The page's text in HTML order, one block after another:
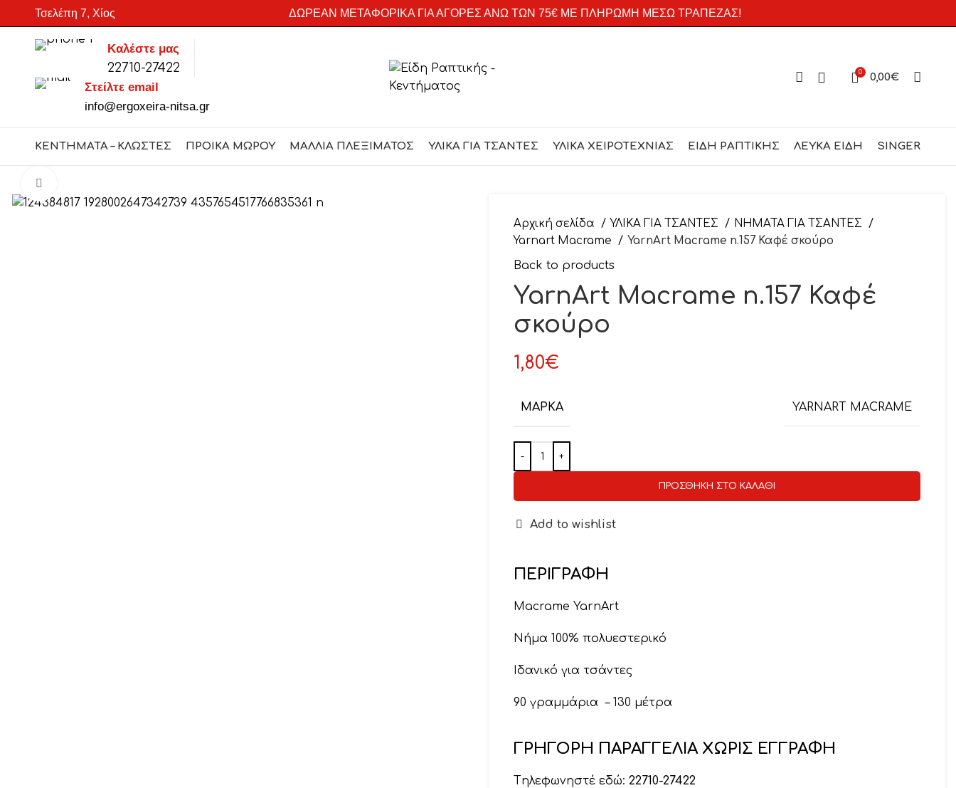
Τσελέπη 7, Χίος ΔΩΡΕΑΝ ΜΕΤΑΦΟΡΙΚΑ ΓΙΑ ΑΓΟΡΕΣ ΑΝΩ ΤΩΝ 75€ ΜΕ ΠΛΗΡΩΜΗ ΜΕΣΩ ΤΡΑΠΕΖΑΣ!
Καλέστε μας
22710-27422
Στείλτε email
info@ergoxeira-nitsa.gr
0 0,00€
ΚΕΝΤΗΜΑΤΑ – ΚΛΩΣΤΕΣ ΠΡΟΙΚΑ ΜΩΡΟΥ ΜΑΛΛΙΑ ΠΛΕΞΙΜΑΤΟΣ ΥΛΙΚΑ ΓΙΑ ΤΣΑΝΤΕΣ ΥΛΙΚΑ ΧΕΙΡΟΤΕΧΝΙΑΣ ΕΙΔΗ ΡΑΠΤΙΚΗΣ ΛΕΥΚΑ ΕΙΔΗ SINGER
Αρχική σελίδα ΥΛΙΚΑ ΓΙΑ ΤΣΑΝΤΕΣ
ΝΗΜΑΤΑ ΓΙΑ ΤΣΑΝΤΕΣ
Yarnart Macrame
YarnArt Macrame n.157 Καφέ σκούρο
Back to products
YarnArt Macrame n.157 Καφέ
σκούρο
1,80€
ΜΆΡΚΑ YARNART MACRAME
ΠΡΟΣΘΉΚΗ ΣΤΟ ΚΑΛΆΘΙ
Add to wishlist
ΠΕΡΙΓΡΑΦΉ
Macrame YarnArt
Νήμα 100% πολυεστερικό
Ιδανικό για τσάντες
90 γραμμάρια – 130 μέτρα
ΓΡΗΓΟΡΗ ΠΑΡΑΓΓΕΛΙΑ ΧΩΡΙΣ ΕΓΓΡΑΦΗ
Tηλεφωνηστέ εδώ: 22710-27422
SEARCH
Start typing to see products you are looking for.